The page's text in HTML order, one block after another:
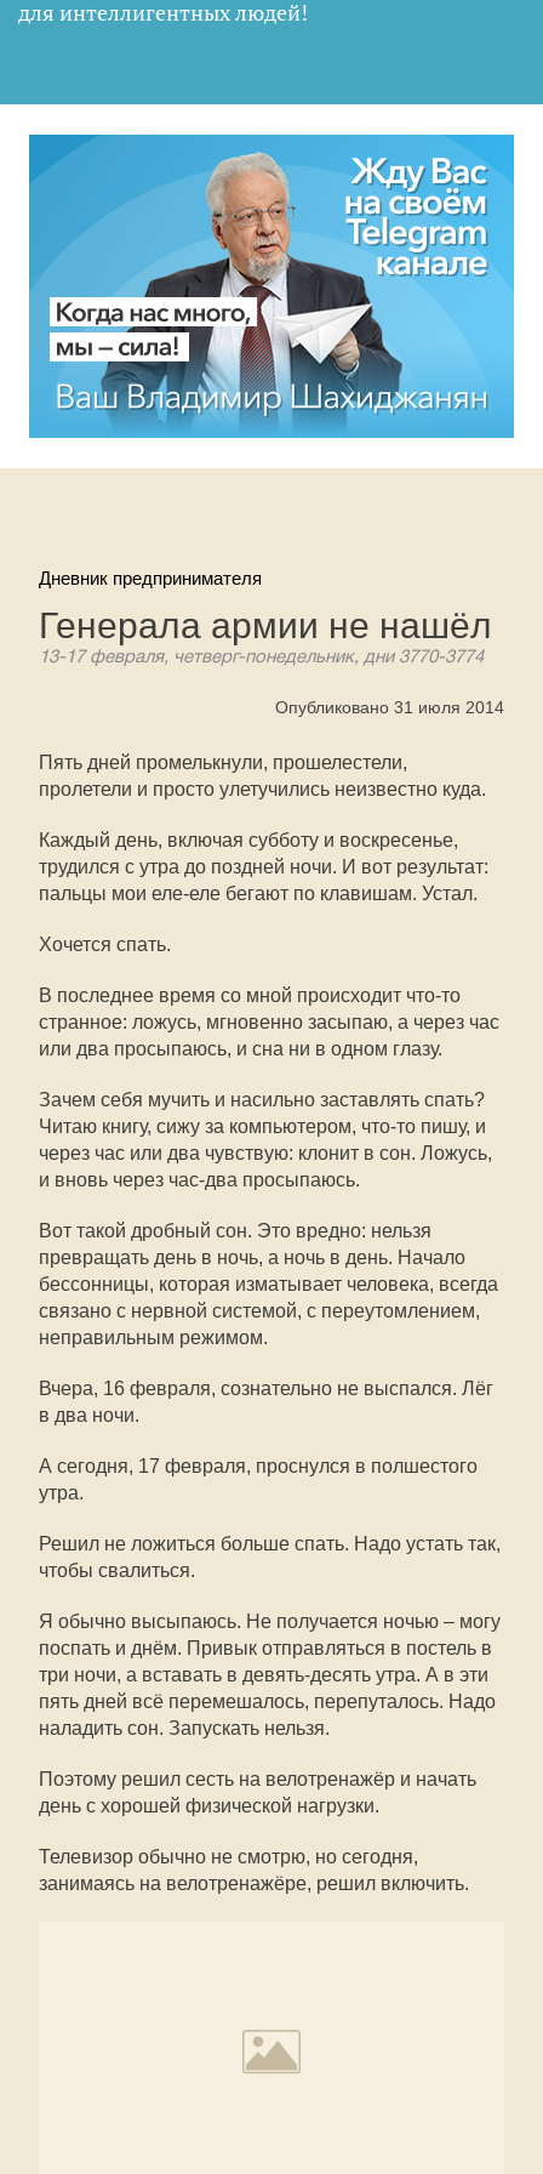
для интеллигентных людей!
Дневник предпринимателя
Генерала армии не нашёл
13-17 февраля, четверг-понедельник, дни 3770-3774
Опубликовано 31 июля 2014
Пять дней промелькнули, прошелестели,
пролетели и просто улетучились неизвестно куда.
Каждый день, включая субботу и воскресенье,
трудился с утра до поздней ночи. И вот результат:
пальцы мои еле-еле бегают по клавишам. Устал.
Хочется спать.
В последнее время со мной происходит что-то
странное: ложусь, мгновенно засыпаю, а через час
или два просыпаюсь, и сна ни в одном глазу.
Зачем себя мучить и насильно заставлять спать?
Читаю книгу, сижу за компьютером, что-то пишу, и
через час или два чувствую: клонит в сон. Ложусь,
и вновь через час-два просыпаюсь.
Вот такой дробный сон. Это вредно: нельзя
превращать день в ночь, а ночь в день. Начало
бессонницы, которая изматывает человека, всегда
связано с нервной системой, с переутомлением,
неправильным режимом.
Вчера, 16 февраля, сознательно не выспался. Лёг
в два ночи.
А сегодня, 17 февраля, проснулся в полшестого
утра.
Решил не ложиться больше спать. Надо устать так,
чтобы свалиться.
Я обычно высыпаюсь. Не получается ночью – могу
поспать и днём. Привык отправляться в постель в
три ночи, а вставать в девять-десять утра. А в эти
пять дней всё перемешалось, перепуталось. Надо
наладить сон. Запускать нельзя.
Поэтому решил сесть на велотренажёр и начать
день с хорошей физической нагрузки.
Телевизор обычно не смотрю, но сегодня,
занимаясь на велотренажёре, решил включить.